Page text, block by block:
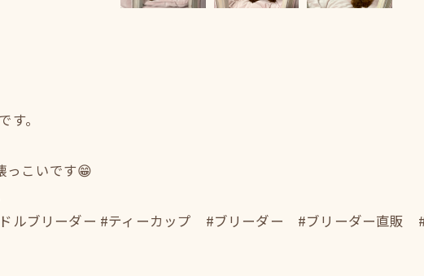
。
っこいです😁
ドルブリーダー #ティーカップ #ブリーダー #ブリーダー直